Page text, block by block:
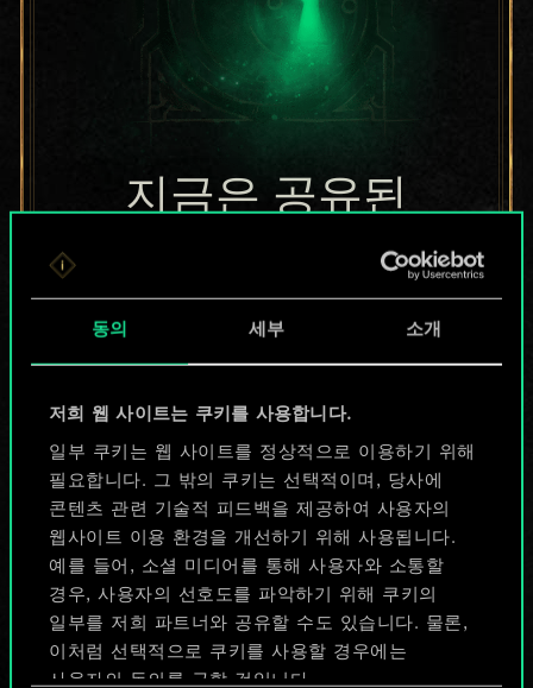
동의 세부 소개
저희 웹 사이트는 쿠키를 사용합니다.
일부 쿠키는 웹 사이트를 정상적으로 이용하기 위해
필요합니다. 그 밖의 쿠키는 선택적이며, 당사에
콘텐츠 관련 기술적 피드백을 제공하여 사용자의
웹사이트 이용 환경을 개선하기 위해 사용됩니다.
예를 들어, 소셜 미디어를 통해 사용자와 소통할
경우, 사용자의 선호도를 파악하기 위해 쿠키의
일부를 저희 파트너와 공유할 수도 있습니다. 물론,
이처럼 선택적으로 쿠키를 사용할 경우에는
사용자의 동의를 구할 것입니다.
지금은 공유된
카드들에 지나지
않지만
무궁무진한
가능성을 가지고
있습니다!
덱 이름 짓기 & 가이드 작성하기
덱 편집